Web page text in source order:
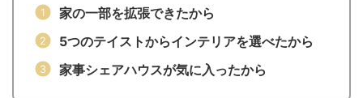
家の一部を拡張できたから
5つのテイストからインテリアを選べたから
家事シェアハウスが気に入ったから